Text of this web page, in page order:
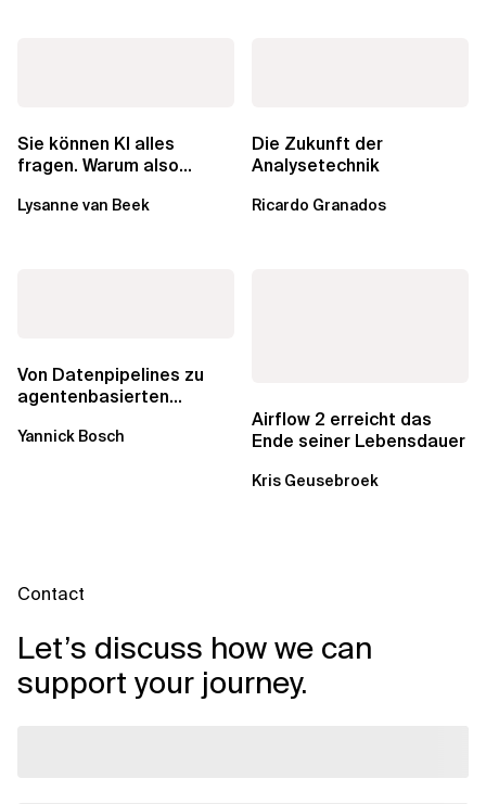
Sie können KI alles
fragen. Warum also
noch?
Lysanne van Beek
Die Zukunft der
Analysetechnik
Ricardo Granados
Von Datenpipelines zu
agentenbasierten
Analytics...
Yannick Bosch
Airflow 2 erreicht das
Ende seiner Lebensdauer
Kris Geusebroek
Contact
Let’s discuss how we can
support your journey.